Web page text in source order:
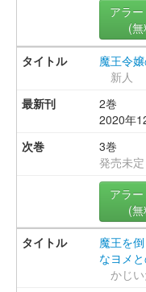
アラ
(
魔王令
新人
2巻
2020年
3巻
発売未定
アラ
(
魔王を
なヨメ
かじ